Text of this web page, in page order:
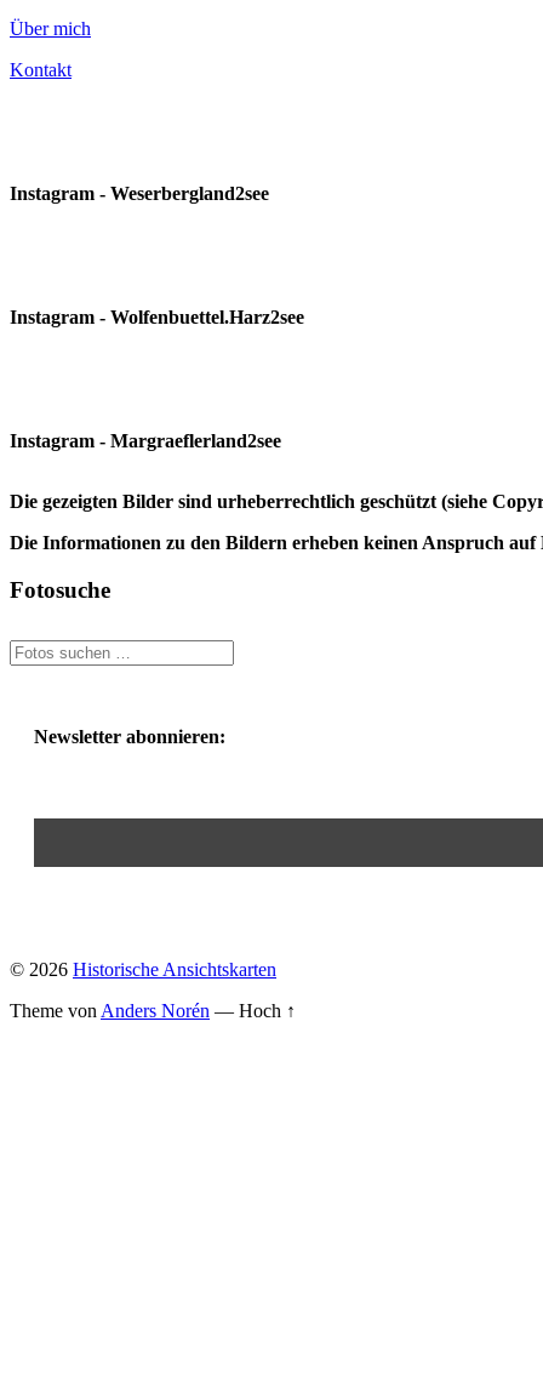
Über mich
Kontakt
Instagram - Weserbergland2see
Instagram - Wolfenbuettel.Harz2see
Instagram - Margraeflerland2see
Die gezeigten Bilder sind urheberrechtlich geschützt (siehe
Die Informationen zu den Bildern erheben keinen Anspruch
Fotosuche
Newsletter abonnieren:
© 2026 Historische Ansichtskarten
Theme von Anders Norén — Hoch ↑